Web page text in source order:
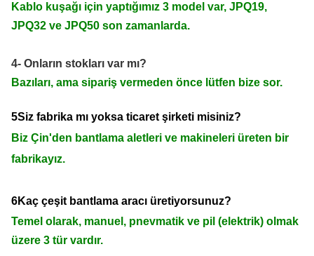
Kablo kuşağı için yaptığımız 3 model var, JPQ19,
JPQ32 ve JPQ50 son zamanlarda.
4- Onların stokları var mı?
Bazıları, ama sipariş vermeden önce lütfen bize sor.
5Siz fabrika mı yoksa ticaret şirketi misiniz?
Biz Çin'den bantlama aletleri ve makineleri üreten bir
fabrikayız.
6Kaç çeşit bantlama aracı üretiyorsunuz?
Temel olarak, manuel, pnevmatik ve pil (elektrik) olmak
üzere 3 tür vardır.